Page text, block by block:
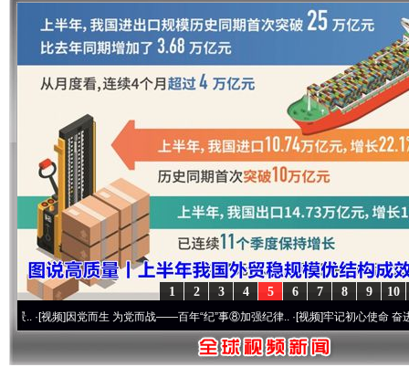
10
9
8
7
6
5
4
3
2
1
因党而生 为党而战——百年“纪”事⑧加强纪律..·[视频]牢记初心使命 奋进复兴征程
完善运行机制助力责任有效落实 一纸欠